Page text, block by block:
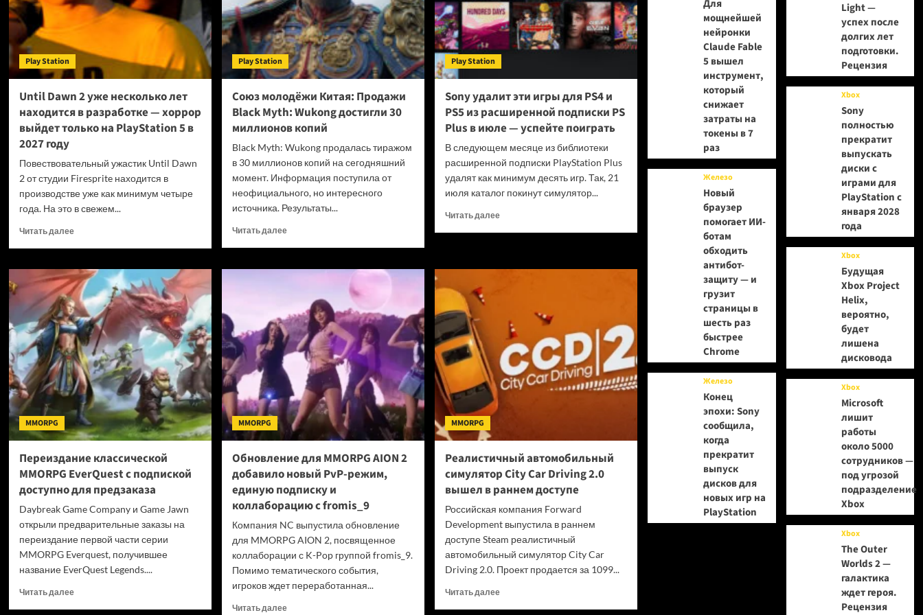
Play Station
Until Dawn 2 уже несколько лет
находится в разработке — хоррор
выйдет только на PlayStation 5 в
2027 году
Повествовательный ужастик Until Dawn
2 от студии Firesprite находится в
производстве уже как минимум четыре
года. На это в свежем...
Читать далееПрочитать
Until
Dawn
2
уже
несколько
лет
находится
в
разработке
—
хоррор
выйдет
только
на
5
в
2027
Play Station
Союз молодёжи Китая: Продажи
Black Myth: Wukong достигли 30
миллионов копий
Black Myth: Wukong продалась тиражом
в 30 миллионов копий на сегодняшний
момент. Информация поступила от
неофициального, но интересного
источника. Результаты...
Читать далееПрочитать
Союз
Продажи
Black
Myth:
Wukong
достигли
30
миллионов
копий
Play Station
Sony удалит эти игры для PS4 и
PS5 из расширенной подписки PS
Plus в июле — успейте поиграть
В следующем месяце из библиотеки
расширенной подписки PlayStation Plus
удалят как минимум десять игр. Так, 21
июля каталог покинут симулятор...
Читать далееПрочитать
PS5
из
расширенной
подписки
успейте
поиграть
MMORPG
Переиздание классической
MMORPG EverQuest с подпиской
доступно для предзаказа
Daybreak Game Company и Game Jawn
открыли предварительные заказы на
переиздание первой части серии
MMORPG Everquest, получившее
название EverQuest Legends....
Читать далееПрочитать
MMORPG
Обновление для MMORPG AION 2
добавило новый PvP-режим,
единую подписку и
коллаборацию с fromis_9
Компания NC выпустила обновление
для MMORPG AION 2, посвященное
коллаборации с K-Pop группой fromis_9.
Помимо тематического события,
игроков ждет переработанная...
Читать далееПрочитать
MMORPG
Реалистичный автомобильный
симулятор City Car Driving 2.0
вышел в раннем доступе
Российская компания Forward
Development выпустила в раннем
доступе Steam реалистичный
автомобильный симулятор City Car
Driving 2.0. Проект продается за 1099...
Читать далееПрочитать
Для
мощнейшей
нейронки
Claude Fable
5 вышел
инструмент,
который
снижает
затраты на
токены в 7
раз
Железо
Новый
браузер
помогает ИИ-
ботам
обходить
антибот-
защиту — и
грузит
страницы в
шесть раз
быстрее
Chrome
Железо
Конец
эпохи: Sony
сообщила,
когда
прекратит
выпуск
дисков для
новых игр на
PlayStation
Light —
успех после
долгих лет
подготовки.
Рецензия
Xbox
Sony
полностью
прекратит
выпускать
диски с
играми для
PlayStation с
января 2028
года
Xbox
Будущая
Xbox Project
Helix,
вероятно,
будет
лишена
дисковода
Xbox
Microsoft
лишит
работы
около 5000
сотрудников —
под угрозой
подразделение
Xbox
Xbox
The Outer
Worlds 2 —
галактика
ждет героя.
Рецензия